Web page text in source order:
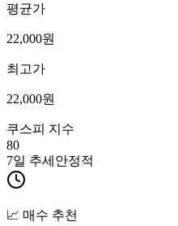
평균가
22,000원
최고가
22,000원
쿠스피 지수
80
7일 추세 안정적
📈 매수 추천